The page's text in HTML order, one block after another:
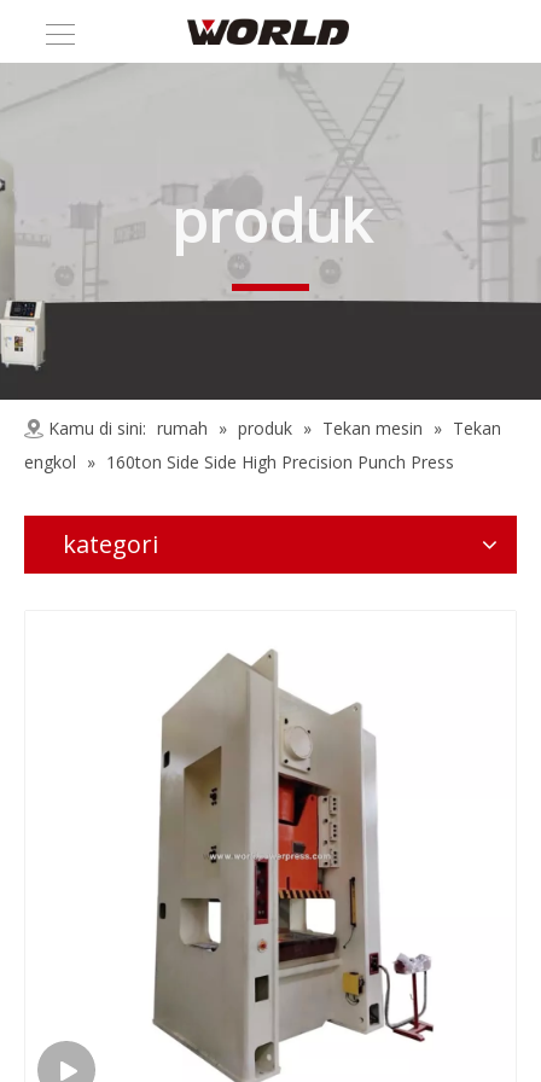
produk
Kamu di sini: rumah » produk » Tekan mesin » Tekan
engkol » 160ton Side Side High Precision Punch Press
kategori